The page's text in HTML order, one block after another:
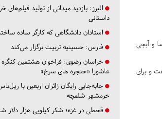
و آبجی
و برای
البرز: بازدید میدانی از تولید فیلم‌های
داستانی
استادان دانشگاهی که کارگر ساده
فارس: حسینیه تربیت برگزار می‌کند
خراسان رضوی: فراخوان هشتمین
عاشورا «حنجره های سرخ»
جابه‌جایی رایگان زائران اربعین با
خرمشهر-شلمچه
قحطی در غزه؛ شکر کیلویی هزار دلار